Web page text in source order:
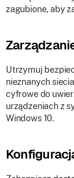
zagubione, aby
Utrzymuj
nieznanych
cyfrowe do
urządzeniach z
Windows 10.